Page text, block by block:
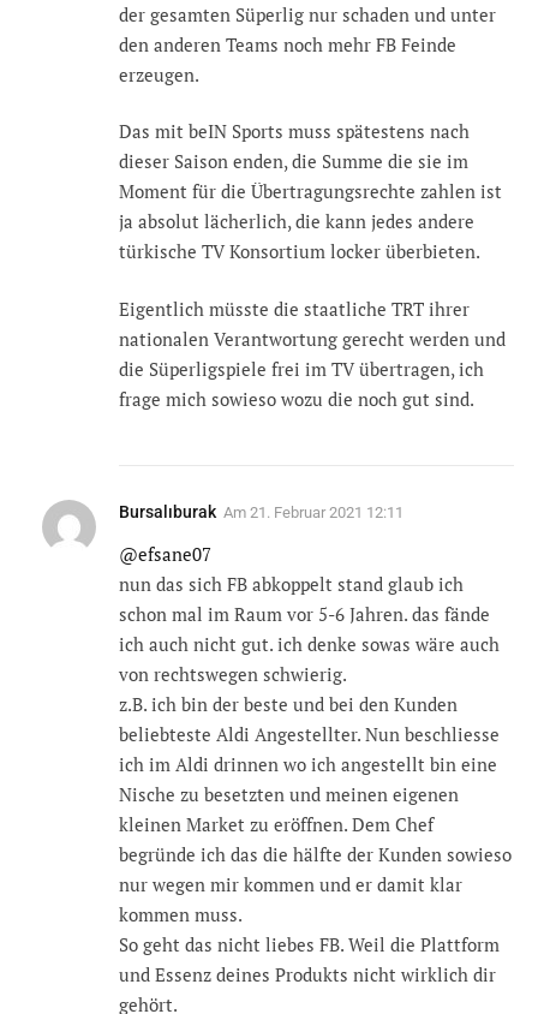
der gesamten Süperlig nur schaden und unter
den anderen Teams noch mehr FB Feinde
erzeugen.
Das mit beIN Sports muss spätestens nach
dieser Saison enden, die Summe die sie im
Moment für die Übertragungsrechte zahlen ist
ja absolut lächerlich, die kann jedes andere
türkische TV Konsortium locker überbieten.
Eigentlich müsste die staatliche TRT ihrer
nationalen Verantwortung gerecht werden und
die Süperligspiele frei im TV übertragen, ich
frage mich sowieso wozu die noch gut sind.
Bursalıburak Am 21. Februar 2021 12:11
@efsane07
nun das sich FB abkoppelt stand glaub ich
schon mal im Raum vor 5-6 Jahren. das fände
ich auch nicht gut. ich denke sowas wäre auch
von rechtswegen schwierig.
z.B. ich bin der beste und bei den Kunden
beliebteste Aldi Angestellter. Nun beschliesse
ich im Aldi drinnen wo ich angestellt bin eine
Nische zu besetzten und meinen eigenen
kleinen Market zu eröffnen. Dem Chef
begründe ich das die hälfte der Kunden sowieso
nur wegen mir kommen und er damit klar
kommen muss.
So geht das nicht liebes FB. Weil die Plattform
und Essenz deines Produkts nicht wirklich dir
gehört.